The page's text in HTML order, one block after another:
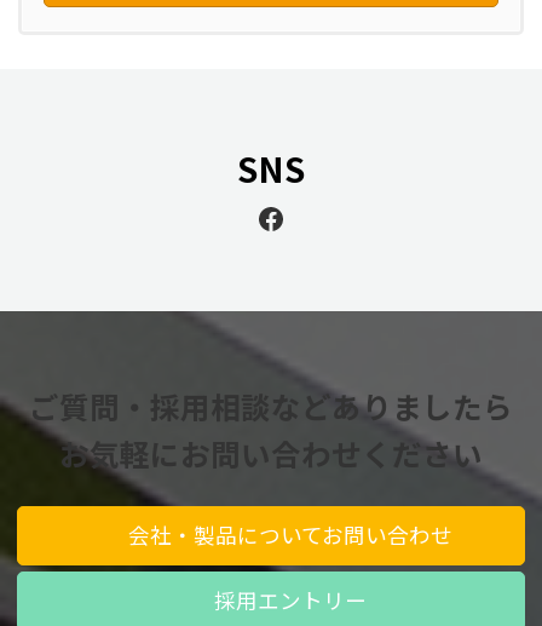
SNS
Facebook
ご質問・採用相談などありましたら
お気軽にお問い合わせください
会社・製品についてお問い合わせ
採用エントリー